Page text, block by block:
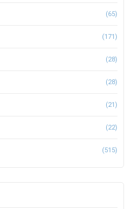
(65)
(171)
(28)
(28)
(21)
(22)
(515)